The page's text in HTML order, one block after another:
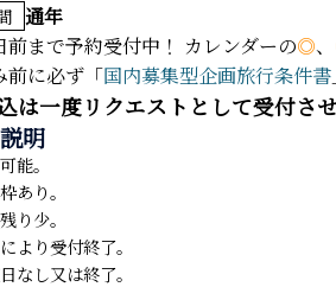
通年
前まで予約受付中！ カレンダーの◎、
前に必ず「国内募集型企画旅行条件書
は一度リクエストとして受付さ
明
能。
あり。
り少。
より受付終了。
なし又は終了。